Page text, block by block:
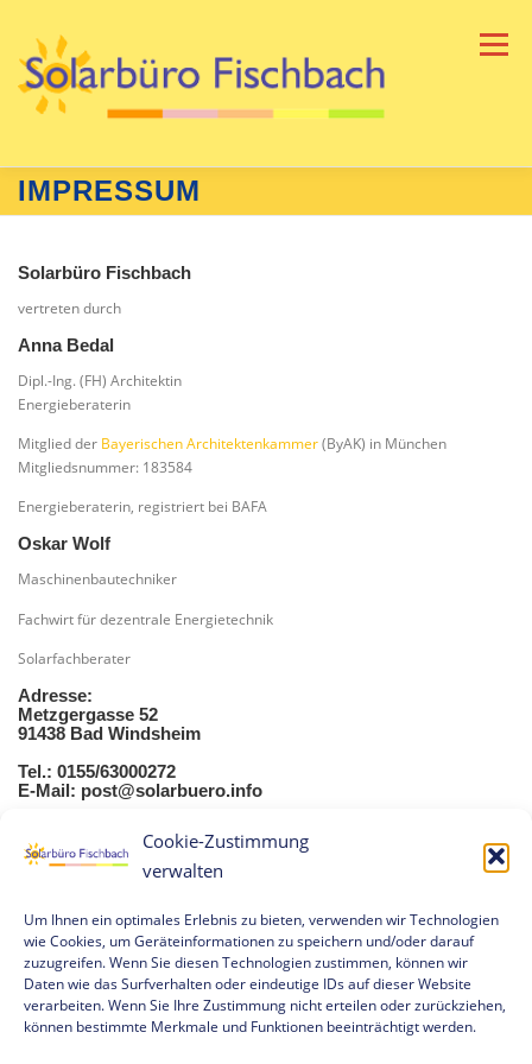
Cookie-Zustimmung
verwalten
Um Ihnen ein optimales Erlebnis zu bieten, verwenden wir Technologien
wie Cookies, um Geräteinformationen zu speichern und/oder darauf
zuzugreifen. Wenn Sie diesen Technologien zustimmen, können wir
Daten wie das Surfverhalten oder eindeutige IDs auf dieser Website
verarbeiten. Wenn Sie Ihre Zustimmung nicht erteilen oder zurückziehen,
können bestimmte Merkmale und Funktionen beeinträchtigt werden.
springen
Menü
HOME SOLARBUERO LEISTUNGEN
PARTNER & LINKS
KONTAKT
IMPRESSUM
Solarbüro Fischbach
vertreten durch
Anna Bedal
Dipl.-Ing. (FH) Architektin
Energieberaterin
Mitglied der Bayerischen Architektenkammer(ByAK) in München
Mitgliedsnummer: 183584
Energieberaterin, registriert bei BAFA
Oskar Wolf
Maschinenbautechniker
Fachwirt für dezentrale Energietechnik
Solarfachberater
Adresse:
Metzgergasse 52
91438 Bad Windsheim
Tel.: 0155/63000272
E-Mail: post@solarbuero.info
Impressum
Datenschutzerklärung